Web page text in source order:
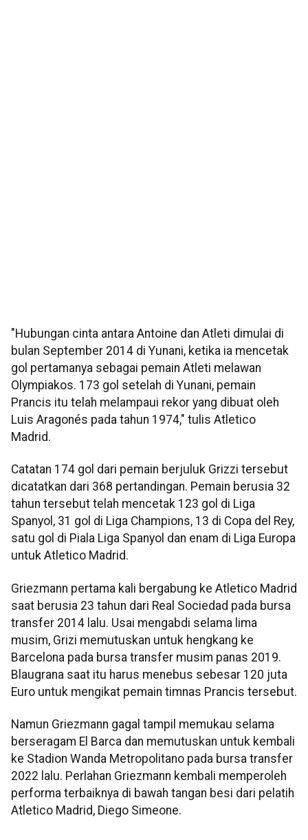
"Hubungan cinta antara Antoine dan Atleti dimulai di
bulan September 2014 di Yunani, ketika ia mencetak
gol pertamanya sebagai pemain Atleti melawan
Olympiakos. 173 gol setelah di Yunani, pemain
Prancis itu telah melampaui rekor yang dibuat oleh
Luis Aragonés pada tahun 1974," tulis Atletico
Madrid.
Catatan 174 gol dari pemain berjuluk Grizzi tersebut
dicatatkan dari 368 pertandingan. Pemain berusia 32
tahun tersebut telah mencetak 123 gol di Liga
Spanyol, 31 gol di Liga Champions, 13 di Copa del Rey,
satu gol di Piala Liga Spanyol dan enam di Liga Europa
untuk Atletico Madrid.
Griezmann pertama kali bergabung ke Atletico Madrid
saat berusia 23 tahun dari Real Sociedad pada bursa
transfer 2014 lalu. Usai mengabdi selama lima
musim, Grizi memutuskan untuk hengkang ke
Barcelona pada bursa transfer musim panas 2019.
Blaugrana saat itu harus menebus sebesar 120 juta
Euro untuk mengikat pemain timnas Prancis tersebut.
Namun Griezmann gagal tampil memukau selama
berseragam El Barca dan memutuskan untuk kembali
ke Stadion Wanda Metropolitano pada bursa transfer
2022 lalu. Perlahan Griezmann kembali memperoleh
performa terbaiknya di bawah tangan besi dari pelatih
Atletico Madrid, Diego Simeone.